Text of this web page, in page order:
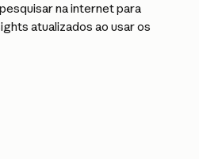
na internet para
atualizados ao usar os